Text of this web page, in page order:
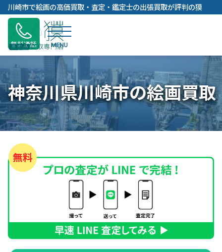
内
容
キ
ッ
川崎市で絵画の高価買取・査定・鑑定士の出張買取が評判の獏
無料通話
神奈川県川崎市の絵画買取